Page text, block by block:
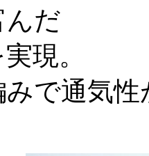
んだ
現。
で通気性